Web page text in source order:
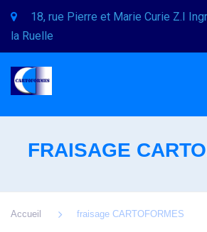
18, rue Pierre et Marie Curie Z.I
la Ruelle
FRAISAGE
Accueil fraisage CARTOFORMES